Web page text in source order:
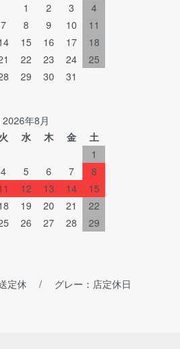
1
2 3
4
7 8 9 10
11
15 16 17
18
22 23 24
25
29 30 31
2026年8月
火 水 木 金
土
1
4 5 6 7
8
12 13 14
15
19 20 21
22
26 27 28
29
送定休 / グレー：店定休日